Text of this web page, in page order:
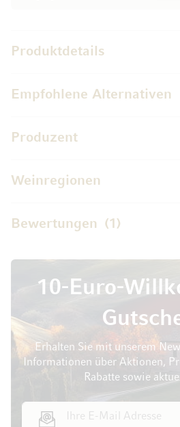
Produktdetails
Empfohlene Alternativen
Produzent
Weinregionen
Bewertungen 1
10-Euro-
Erhalten Sie mit unserem
Informationen über Aktionen,
Rabatte sowie